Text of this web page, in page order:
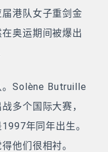
港队女子重剑金
奥运期间被爆出
。Solène Butruille
多个国际大赛，
年同年出生。
他们很相衬。